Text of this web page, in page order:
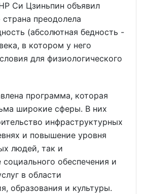
Си Цзиньпин объявил
преодолела
(абсолютная бедность -
в котором у него
для физиологического
программа, которая
широкие сферы. В них
инфраструктурных
и повышение уровня
людей, так и
социального обеспечения и
в области
образования и культуры.